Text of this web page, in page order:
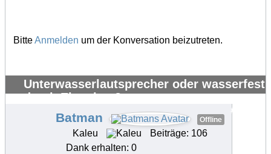
BitteAnmelden um der Konversation beizutreten.
Unterwasserlautsprecher oder wasserfest
durch Eigenbau?
#34171
Batman Offline
Kaleu
Beiträge: 106
Dank erhalten: 0